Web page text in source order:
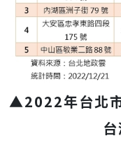
▲2022年台北